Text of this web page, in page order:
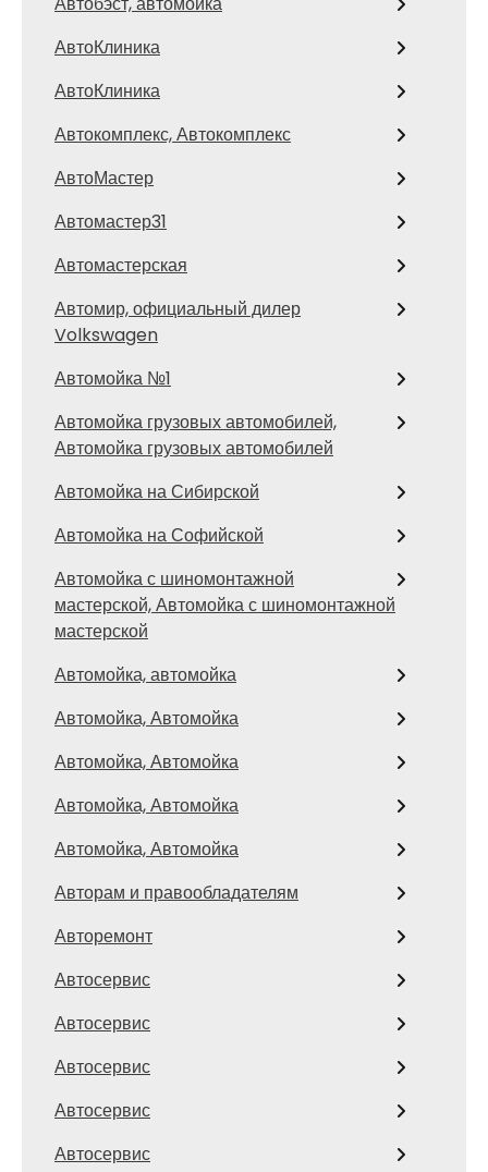
АвтоКлиника
АвтоКлиника
Автокомплекс, Автокомплекс
АвтоМастер
Автомастер31
Автомастерская
Автомир, официальный дилер
Volkswagen
Автомойка №1
Автомойка грузовых автомобилей,
Автомойка грузовых автомобилей
Автомойка на Сибирской
Автомойка на Софийской
Автомойка с шиномонтажной
мастерской, Автомойка с шиномонтажной
мастерской
Автомойка, автомойка
Автомойка, Автомойка
Автомойка, Автомойка
Автомойка, Автомойка
Автомойка, Автомойка
Авторам и правообладателям
Авторемонт
Автосервис
Автосервис
Автосервис
Автосервис
Автосервис